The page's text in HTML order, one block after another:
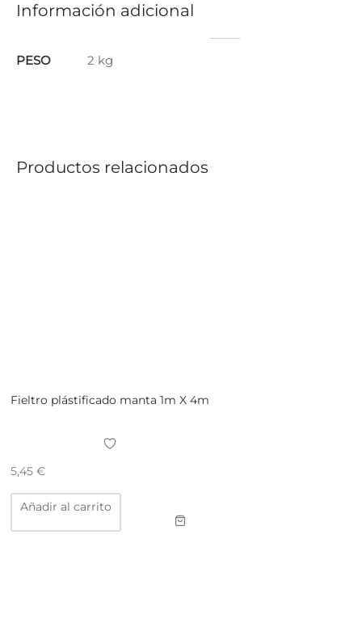
Información adicional
PESO 2 kg
Productos relacionados
Fieltro plástificado manta 1m X 4m
5,45 €
Añadir al carrito